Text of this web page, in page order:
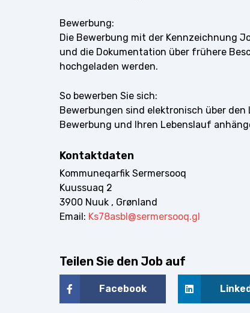
Bewerbung:
Die Bewerbung mit der Kennzeichnung
und die Dokumentation über frühere
hochgeladen werden.
So bewerben Sie sich:
Bewerbungen sind elektronisch über den
Bewerbung und Ihren Lebenslauf
Kontaktdaten
Kommuneqarfik Sermersooq
Kuussuaq 2
3900 Nuuk , Grønland
Email: Ks78asbl@sermersooq.gl
Teilen Sie den Job auf
Facebook